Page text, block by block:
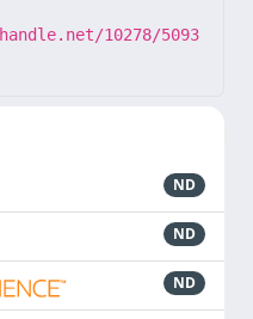
10278/5093
ND
ND
ND